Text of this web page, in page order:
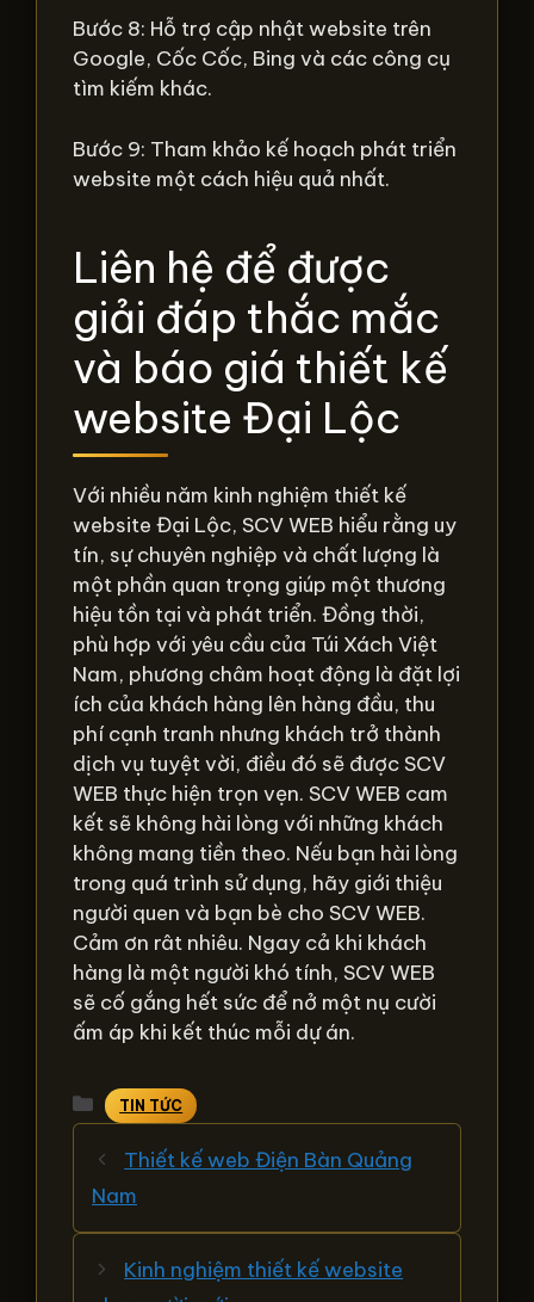
Bước 8: Hỗ trợ cập nhật website trên
Google, Cốc Cốc, Bing và các công cụ
tìm kiếm khác.
Bước 9: Tham khảo kế hoạch phát triển
website một cách hiệu quả nhất.
Liên hệ để được
giải đáp thắc mắc
và báo giá thiết kế
website Đại Lộc
Với nhiều năm kinh nghiệm thiết kế
website Đại Lộc, SCV WEB hiểu rằng uy
tín, sự chuyên nghiệp và chất lượng là
một phần quan trọng giúp một thương
hiệu tồn tại và phát triển. Đồng thời,
phù hợp với yêu cầu của Túi Xách Việt
Nam, phương châm hoạt động là đặt lợi
ích của khách hàng lên hàng đầu, thu
phí cạnh tranh nhưng khách trở thành
dịch vụ tuyệt vời, điều đó sẽ được SCV
WEB thực hiện trọn vẹn. SCV WEB cam
kết sẽ không hài lòng với những khách
không mang tiền theo. Nếu bạn hài lòng
trong quá trình sử dụng, hãy giới thiệu
người quen và bạn bè cho SCV WEB.
Cảm ơn rât nhiêu. Ngay cả khi khách
hàng là một người khó tính, SCV WEB
sẽ cố gắng hết sức để nở một nụ cười
ấm áp khi kết thúc mỗi dự án.
Danh
mục
TIN TỨC
Thiết kế web Điện Bàn Quảng
Nam
Kinh nghiệm thiết kế website